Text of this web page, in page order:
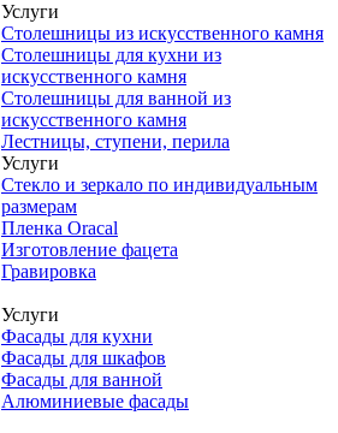
Услуги
Столешницы из искусственного камня
Столешницы для кухни из
искусственного камня
Столешницы для ванной из
искусственного камня
Лестницы, ступени, перила
Услуги
Стекло и зеркало по индивидуальным
размерам
Пленка Oracal
Изготовление фацета
Гравировка
Услуги
Фасады для кухни
Фасады для шкафов
Фасады для ванной
Алюминиевые фасады